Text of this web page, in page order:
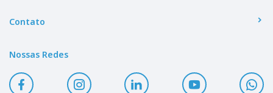
Contato
Nossas Redes